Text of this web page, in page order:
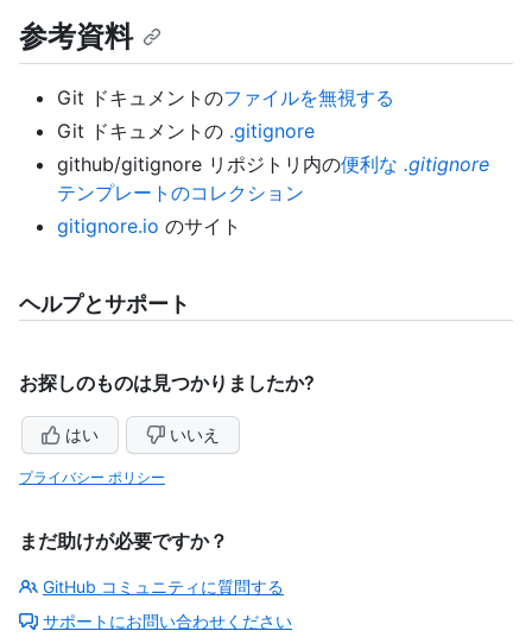
参考資料
Git ドキュメントのファイルを無視する
Git ドキュメントの .gitignore
github/gitignore リポジトリ内の便利な .gitignore
テンプレートのコレクション
gitignore.io のサイト
ヘルプとサポート
お探しのものは見つかりましたか?
はい いいえ
プライバシー ポリシー
まだ助けが必要ですか？
GitHub コミュニティに質問する
サポートにお問い合わせください